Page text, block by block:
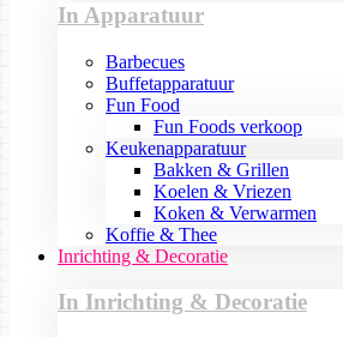
In Apparatuur
Barbecues
Buffetapparatuur
Fun Food
Fun Foods verkoop
Keukenapparatuur
Bakken & Grillen
Koelen & Vriezen
Koken & Verwarmen
Koffie & Thee
Inrichting & Decoratie
In Inrichting & Decoratie